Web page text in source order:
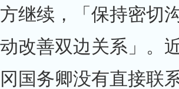
继续，「保持密切
改善双边关系」。
国务卿没有直接联